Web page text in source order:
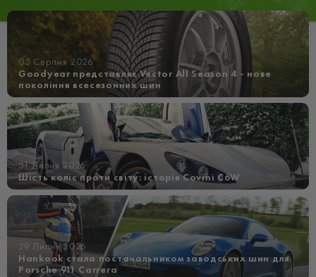
05 Серпня 2026
Goodyear представляє Vector All Season 4 - нове
покоління всесезонних шин
31 Липня 2026
Шість коліс проти світу: історія Covini C6W
29 Липня 2026
Hankook стала постачальником заводських шин для
Porsche 911 Carrera